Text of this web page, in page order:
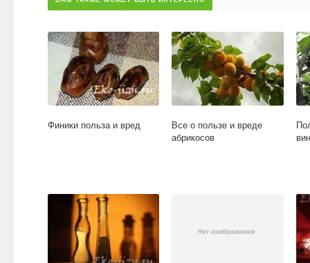
Финики польза и вред
Все о пользе и вреде
абрикосов